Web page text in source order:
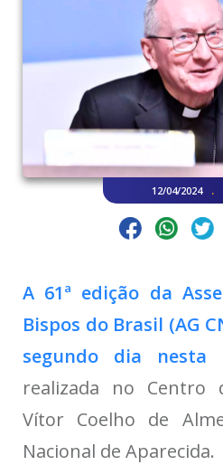
12/04/2024 .
A 61ª edição da
Bispos do Brasil (AG
segundo dia nesta
realizada no Centro
Vítor Coelho de
Nacional de Aparecida.